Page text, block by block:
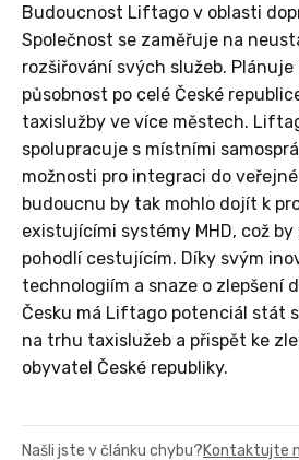
Budoucnost Liftago v oblasti
Společnost se zaměřuje na
rozšiřování svých služeb.
působnost po celé České
taxislužby ve více městech.
spolupracuje s místními
možnosti pro integraci do
budoucnu by tak mohlo dojít k
existujícími systémy MHD, což
pohodlí cestujícím. Díky svým
technologiím a snaze o zlepšení
Česku má Liftago potenciál stát
na trhu taxislužeb a přispět ke
obyvatel České republiky.
Našli jste v článku chybu?Kontaktujte